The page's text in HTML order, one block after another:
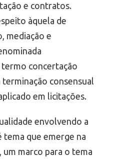
e contratos.
àquela de
mediação e
concertação
consensual
em licitações.
envolvendo a
tema que emerge na
um marco para o tema